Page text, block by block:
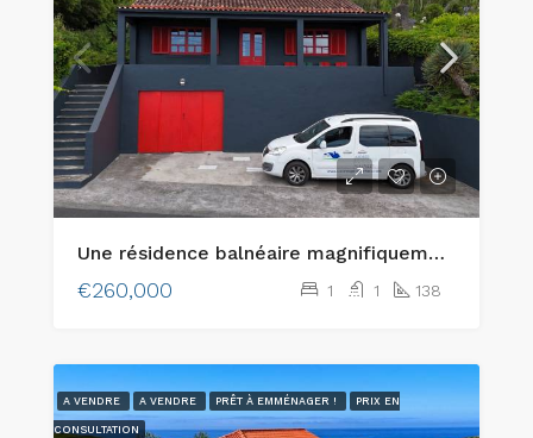
Une résidence balnéaire magnifiquement restaurée sur l’île de Faial, aux Açores !
€260,000 1 1 138
A VENDRE A VENDRE PRÊT À EMMÉNAGER ! PRIX EN
CONSULTATION